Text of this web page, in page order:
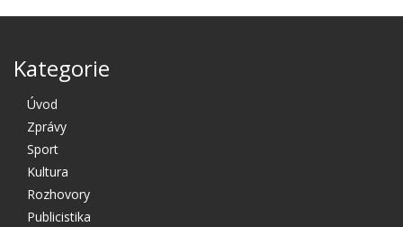
Kategorie
Úvod
Zprávy
Sport
Kultura
Rozhovory
Publicistika